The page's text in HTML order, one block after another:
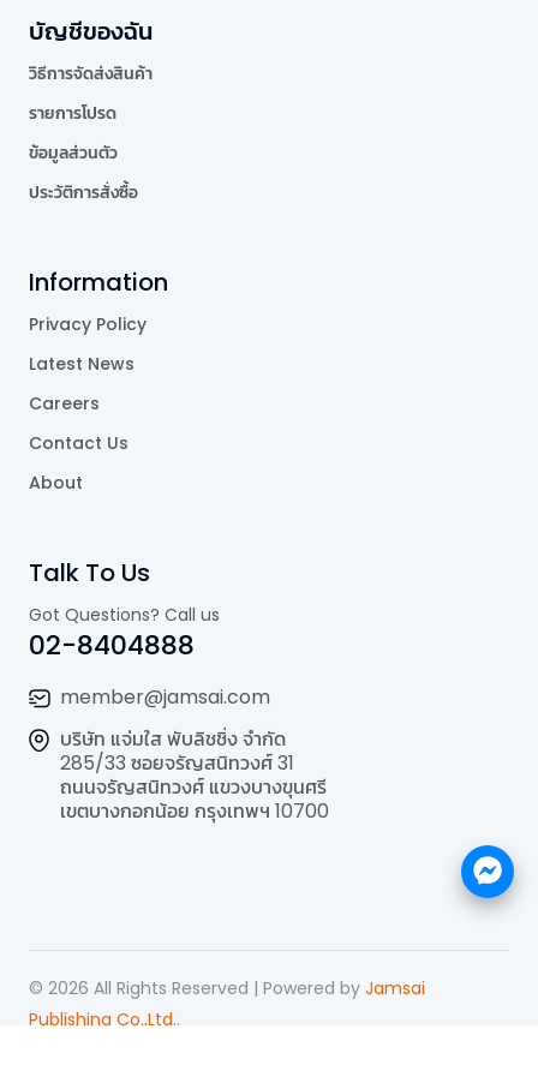
บัญชีของฉัน
วิธีการจัดส่งสินค้า
รายการโปรด
ข้อมูลส่วนตัว
ประวัติการสั่งซื้อ
Information
Privacy Policy
Latest News
Careers
Contact Us
About
Talk To Us
Got Questions? Call us
02-8404888
member@jamsai.com
บริษัท แจ่มใส พับลิชชิ่ง จำกัด
285/33 ซอยจรัญสนิทวงศ์ 31
ถนนจรัญสนิทวงศ์ แขวงบางขุนศรี
เขตบางกอกน้อย กรุงเทพฯ 10700
© 2026 All Rights Reserved | Powered by Jamsai
Publishing Co.,Ltd..